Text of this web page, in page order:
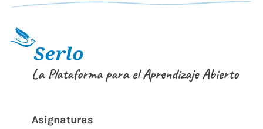
La Plataforma para el Aprendizaje Abierto
Asignaturas